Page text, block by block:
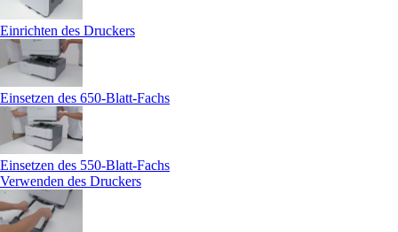
Einrichten des Druckers
Einsetzen des 650-Blatt-Fachs
Einsetzen des 550-Blatt-Fachs
Verwenden des Druckers